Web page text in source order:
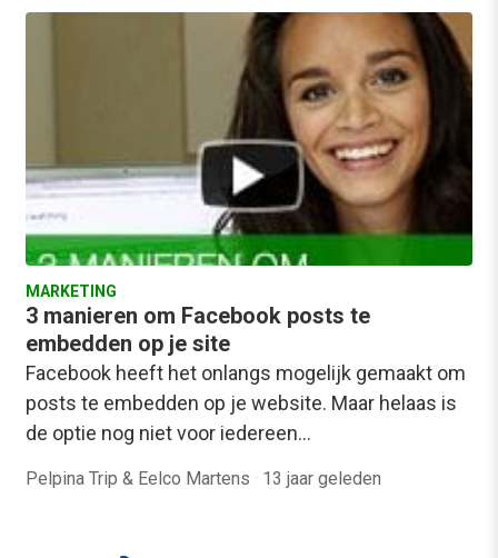
MARKETING
3 manieren om Facebook posts te
embedden op je site
Facebook heeft het onlangs mogelijk gemaakt om
posts te embedden op je website. Maar helaas is
de optie nog niet voor iedereen…
Pelpina Trip & Eelco Martens · 13 jaar geleden